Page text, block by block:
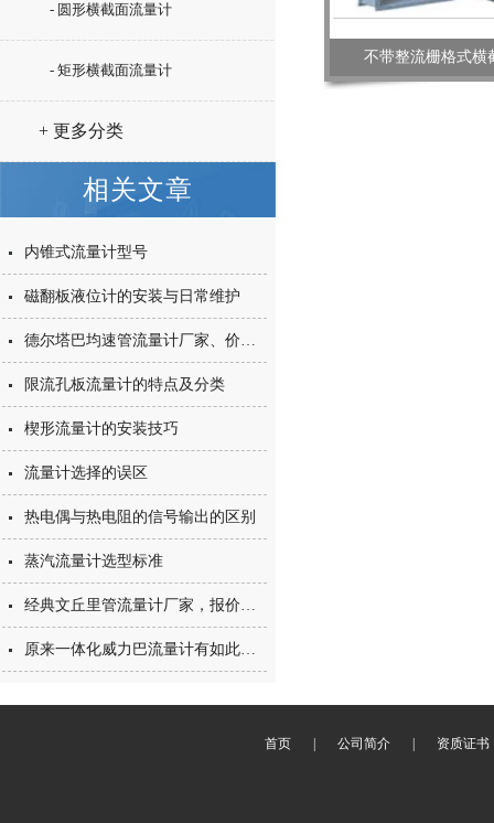
- 圆形横截面流量计
- 矩形横截面流量计
+ 更多分类
相关文章
内锥式流量计型号
磁翻板液位计的安装与日常维护
德尔塔巴均速管流量计厂家、价格合理，型号齐全
限流孔板流量计的特点及分类
楔形流量计的安装技巧
流量计选择的误区
热电偶与热电阻的信号输出的区别
蒸汽流量计选型标准
经典文丘里管流量计厂家，报价及型号
原来一体化威力巴流量计有如此多的用途
不带整流栅格式横
首页 公司简介 资质证书